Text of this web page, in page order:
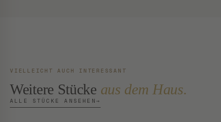
VIELLEICHT AUCH INTERESSANT
Weitere Stücke aus dem Haus.
ALLE STÜCKE ANSEHEN →